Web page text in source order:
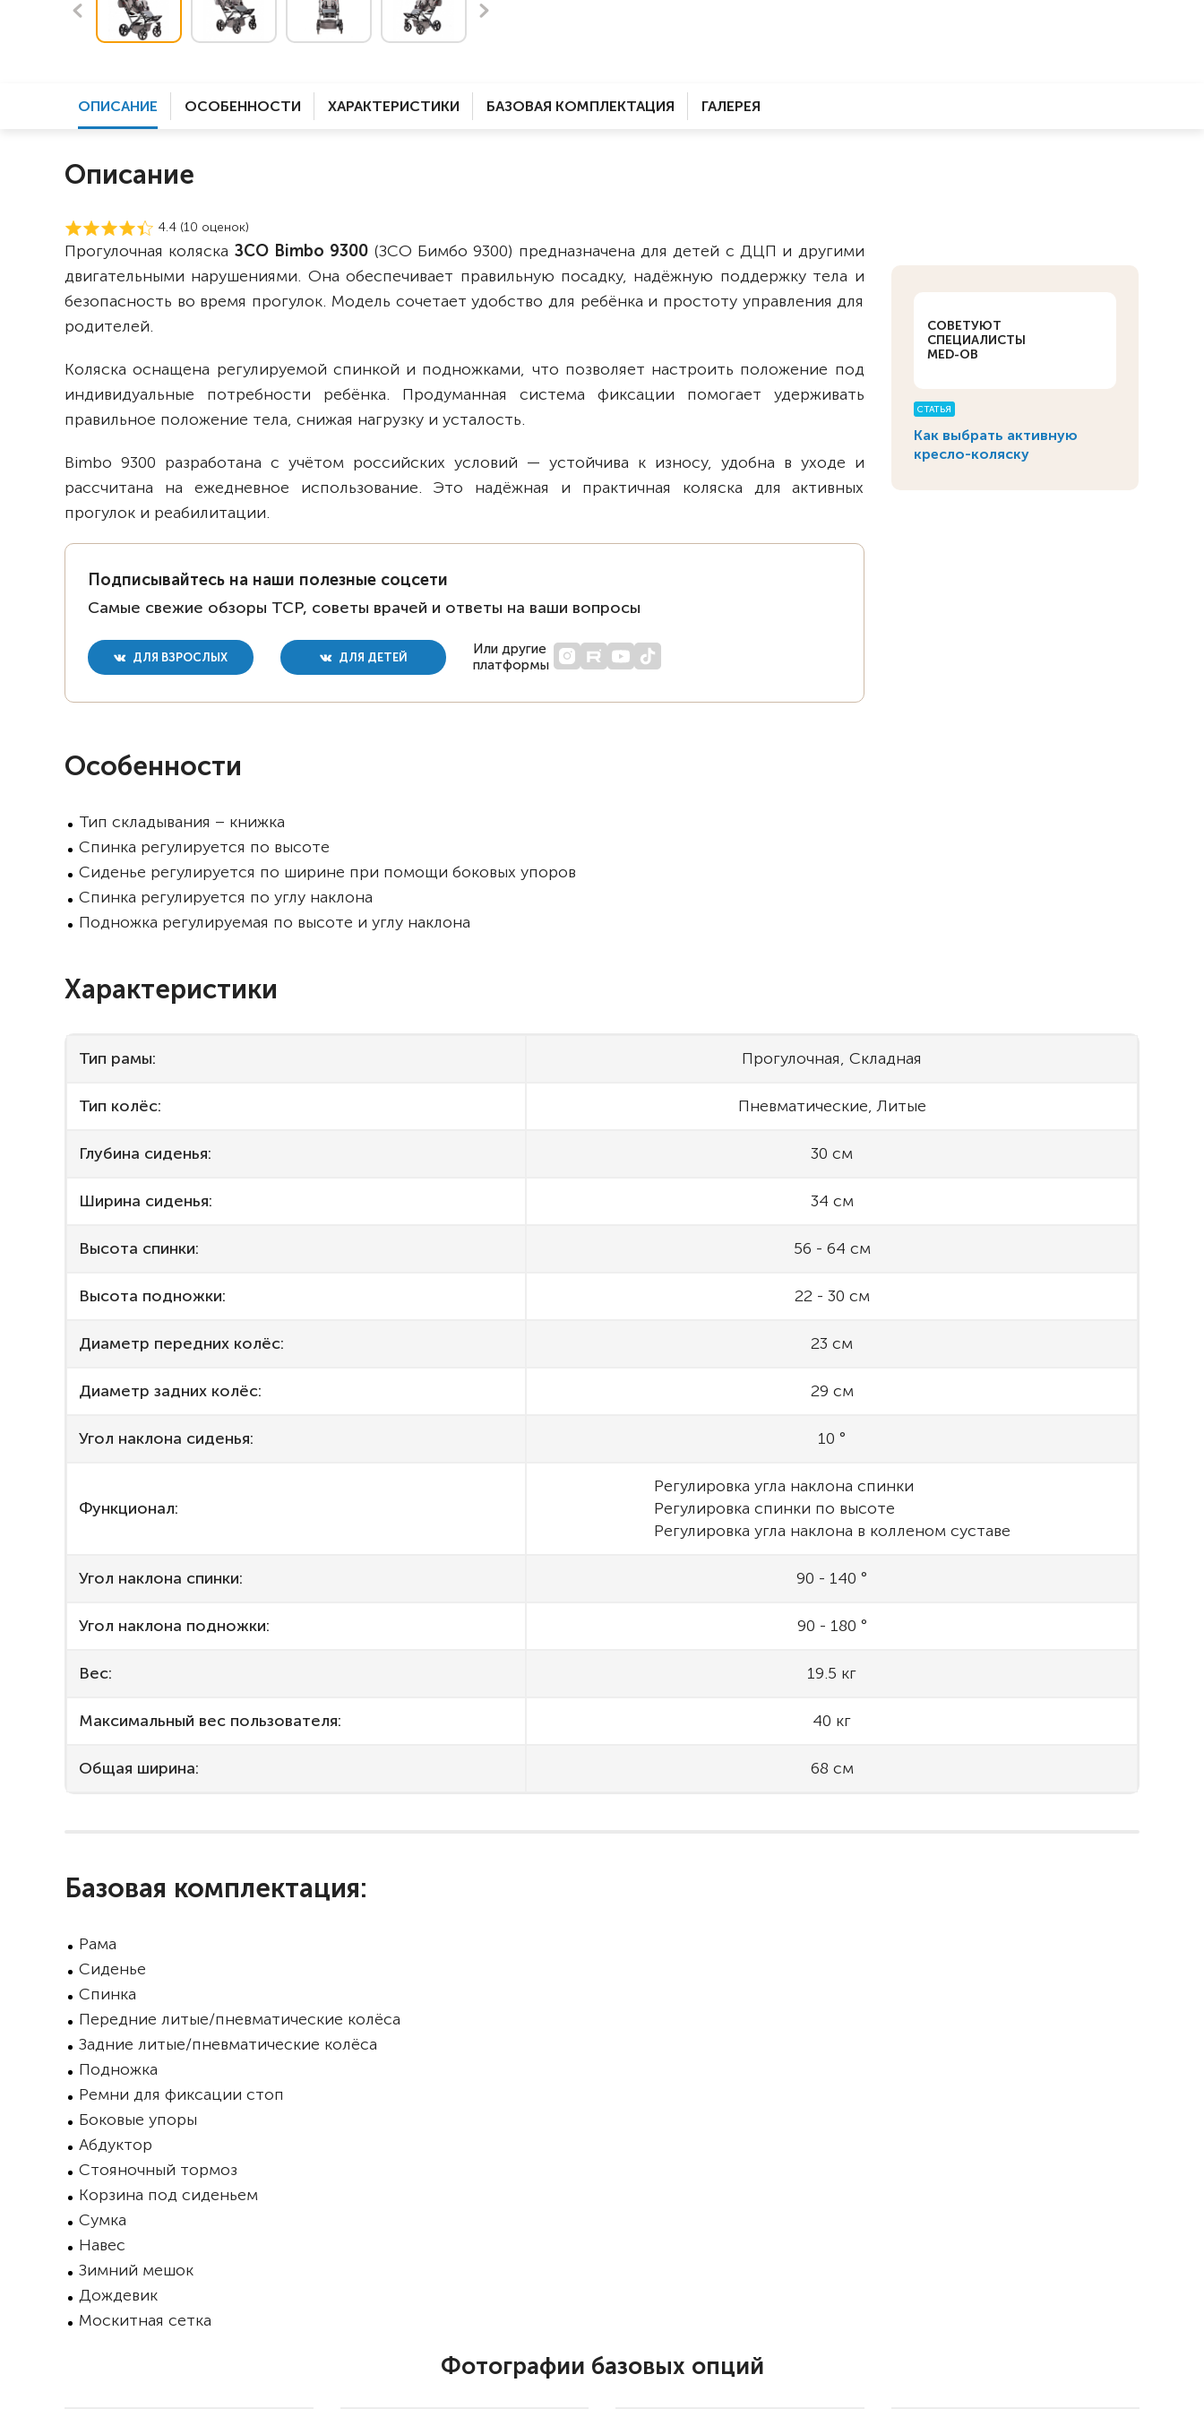
электроприводом
Приставки для кресел-
Кресла-каталки
Вертикализаторы
Комнатные
Для бассейна
Электрические
ОПИСАНИЕ ОСОБЕННОСТИ ХАРАКТЕРИСТИКИ БАЗОВАЯ КОМПЛЕКТАЦИЯ ГАЛЕРЕЯ
Описание
4.4 (10 оценок)
СОВЕТУЮТ
СПЕЦИАЛИСТЫ
MED-OB
СТАТЬЯ
Как выбрать активную
кресло-коляску
Прогулочная коляска ЗСО Bimbo 9300 (ЗСО Бимбо 9300) предназначена для детей с ДЦП и другими
двигательными нарушениями. Она обеспечивает правильную посадку, надёжную поддержку тела и
безопасность во время прогулок. Модель сочетает удобство для ребёнка и простоту управления для
родителей.
Коляска оснащена регулируемой спинкой и подножками, что позволяет настроить положение под
индивидуальные потребности ребёнка. Продуманная система фиксации помогает удерживать
правильное положение тела, снижая нагрузку и усталость.
Bimbo 9300 разработана с учётом российских условий — устойчива к износу, удобна в уходе и
рассчитана на ежедневное использование. Это надёжная и практичная коляска для активных
прогулок и реабилитации.
Подписывайтесь на наши полезные соцсети
Самые свежие обзоры ТСР, советы врачей и ответы на ваши вопросы
ДЛЯ ВЗРОСЛЫХ ДЛЯ ДЕТЕЙ
Или другие
платформы
Особенности
Тип складывания – книжка
Спинка регулируется по высоте
Сиденье регулируется по ширине при помощи боковых упоров
Спинка регулируется по углу наклона
Подножка регулируемая по высоте и углу наклона
Характеристики
Тип рамы: Прогулочная, Складная
Тип колёс: Пневматические, Литые
Глубина сиденья: 30 см
Ширина сиденья: 34 см
Высота спинки: 56 - 64 см
Высота подножки: 22 - 30 см
Диаметр передних колёс: 23 см
Диаметр задних колёс: 29 см
Угол наклона сиденья: 10 °
Функционал:
Регулировка угла наклона спинки
Регулировка спинки по высоте
Регулировка угла наклона в колленом суставе
Угол наклона спинки: 90 - 140 °
Угол наклона подножки: 90 - 180 °
Вес: 19.5 кг
Максимальный вес пользователя: 40 кг
Общая ширина: 68 см
Базовая комплектация:
Рама
Сиденье
Спинка
Передние литые/пневматические колёса
Задние литые/пневматические колёса
Подножка
Ремни для фиксации стоп
Боковые упоры
Абдуктор
Стояночный тормоз
Корзина под сиденьем
Сумка
Навес
Зимний мешок
Дождевик
Москитная сетка
Фотографии базовых опций